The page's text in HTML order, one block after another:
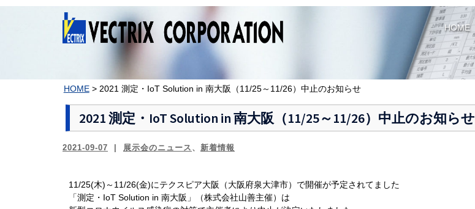
HOME
HOME> 2021 測定・IoT Solution in 南大阪（11/25～11/26）中止のお知らせ
2021 測定・IoT Solution in 南大阪（11/25～11/26）中止のお知らせ
2021-09-07 展示会のニュース 、 新着情報
11/25(木)～11/26(金)にテクスピア大阪（大阪府泉大津市）で開催が予定されてました
「測定・IoT Solution in 南大阪」（株式会社山善主催）は